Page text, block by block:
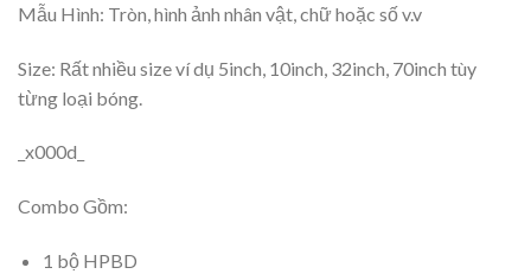
Mẫu Hình: Tròn, hình ảnh nhân vật, chữ hoặc số v.v
Size: Rất nhiều size ví dụ 5inch, 10inch, 32inch, 70inch tùy
từng loại bóng.
_x000d_
Combo Gồm:
1 bộ HPBD